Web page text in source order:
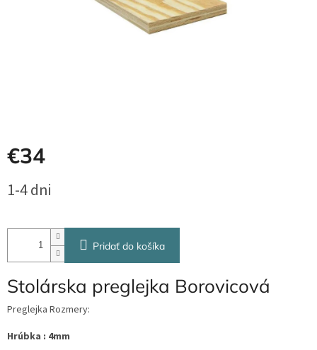
€34
cena:
1-4 dni
Pridať do košíka
Stolárska preglejka Borovicová
Preglejka Rozmery:
Hrúbka : 4mm